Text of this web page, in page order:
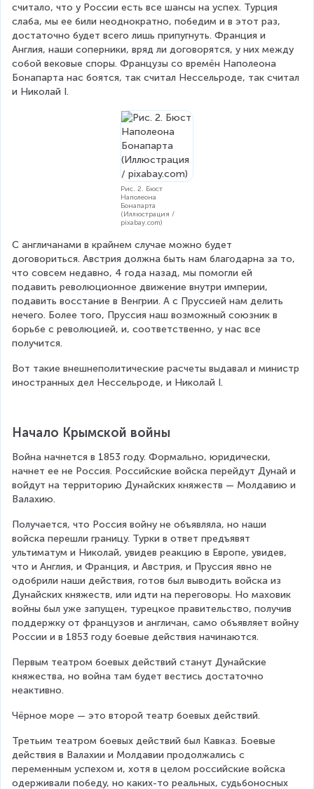
считало, что у России есть все шансы на успех. Турция
слаба, мы ее били неоднократно, победим и в этот раз,
достаточно будет всего лишь припугнуть. Франция и
Англия, наши соперники, вряд ли договорятся, у них между
собой вековые споры. Французы со времён Наполеона
Бонапарта нас боятся, так считал Нессельроде, так считал
и Николай I.
Рис. 2. Бюст
Наполеона
Бонапарта
(Иллюстрация /
pixabay.com)
С англичанами в крайнем случае можно будет
договориться. Австрия должна быть нам благодарна за то,
что совсем недавно, 4 года назад, мы помогли ей
подавить революционное движение внутри империи,
подавить восстание в Венгрии. А с Пруссией нам делить
нечего. Более того, Пруссия наш возможный союзник в
борьбе с революцией, и, соответственно, у нас все
получится.
Вот такие внешнеполитические расчеты выдавал и министр
иностранных дел Нессельроде, и Николай I.
Начало Крымской войны
Война начнется в 1853 году. Формально, юридически,
начнет ее не Россия. Российские войска перейдут Дунай и
войдут на территорию Дунайских княжеств — Молдавию и
Валахию.
Получается, что Россия войну не объявляла, но наши
войска перешли границу. Турки в ответ предъявят
ультиматум и Николай, увидев реакцию в Европе, увидев,
что и Англия, и Франция, и Австрия, и Пруссия явно не
одобрили наши действия, готов был выводить войска из
Дунайских княжеств, или идти на переговоры. Но маховик
войны был уже запущен, турецкое правительство, получив
поддержку от французов и англичан, само объявляет войну
России и в 1853 году боевые действия начинаются.
Первым театром боевых действий станут Дунайские
княжества, но война там будет вестись достаточно
неактивно.
Чёрное море — это второй театр боевых действий.
Третьим театром боевых действий был Кавказ. Боевые
действия в Валахии и Молдавии продолжались с
переменным успехом и, хотя в целом российские войска
одерживали победу, но каких-то реальных, судьбоносных